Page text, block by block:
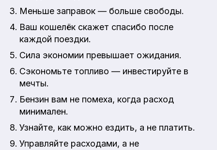
Меньше заправок — больше свободы.
Ваш кошелёк скажет спасибо после
каждой поездки.
Сила экономии превышает ожидания.
Сэкономьте топливо — инвестируйте в
мечты.
Бензин вам не помеха, когда расход
минимален.
Узнайте, как можно ездить, а не платить.
Управляйте расходами, а не